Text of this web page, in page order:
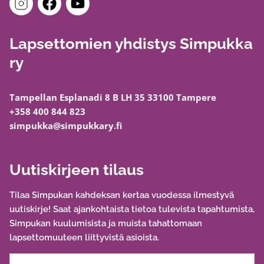
Lapsettomien yhdistys Simpukka
ry
Tampellan Esplanadi 8 B LH 35 33100 Tampere
+358 400 844 823
simpukka@simpukkary.fi
Uutiskirjeen tilaus
Tilaa Simpukan kahdeksan kertaa vuodessa ilmestyvä
uutiskirje! Saat ajankohtaista tietoa tulevista tapahtumista,
Simpukan kuulumisista ja muista tahattomaan
lapsettomuuteen liittyvistä asioista.